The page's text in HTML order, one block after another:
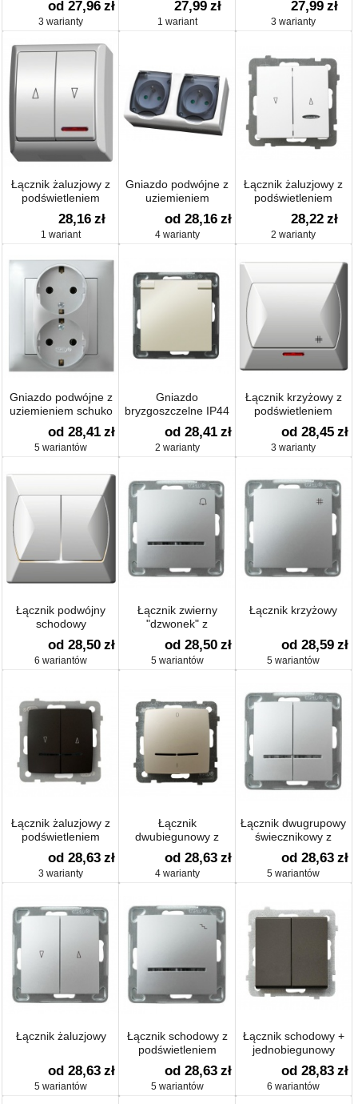
od 27,96 zł
3 warianty
27,99 zł
1 wariant
27,99 zł
3 warianty
Łącznik żaluzjowy z
podświetleniem
28,16 zł
1 wariant
Gniazdo podwójne z
uziemieniem
od 28,16 zł
4 warianty
Łącznik żaluzjowy z
podświetleniem
pomarańczowym
28,22 zł
2 warianty
Gniazdo podwójne z
uziemieniem schuko
od 28,41 zł
5 wariantów
Gniazdo
bryzgoszczelne IP44
od 28,41 zł
2 warianty
Łącznik krzyżowy z
podświetleniem
od 28,45 zł
3 warianty
Łącznik podwójny
schodowy
od 28,50 zł
6 wariantów
Łącznik zwierny
"dzwonek" z
podświetleniem
od 28,50 zł
5 wariantów
Łącznik krzyżowy
od 28,59 zł
5 wariantów
Łącznik żaluzjowy z
podświetleniem
od 28,63 zł
3 warianty
Łącznik
dwubiegunowy z
podświetleniem
od 28,63 zł
4 warianty
Łącznik dwugrupowy
świecznikowy z
podświetleniem
od 28,63 zł
5 wariantów
Łącznik żaluzjowy
od 28,63 zł
5 wariantów
Łącznik schodowy z
podświetleniem
od 28,63 zł
5 wariantów
Łącznik schodowy +
jednobiegunowy
od 28,83 zł
6 wariantów